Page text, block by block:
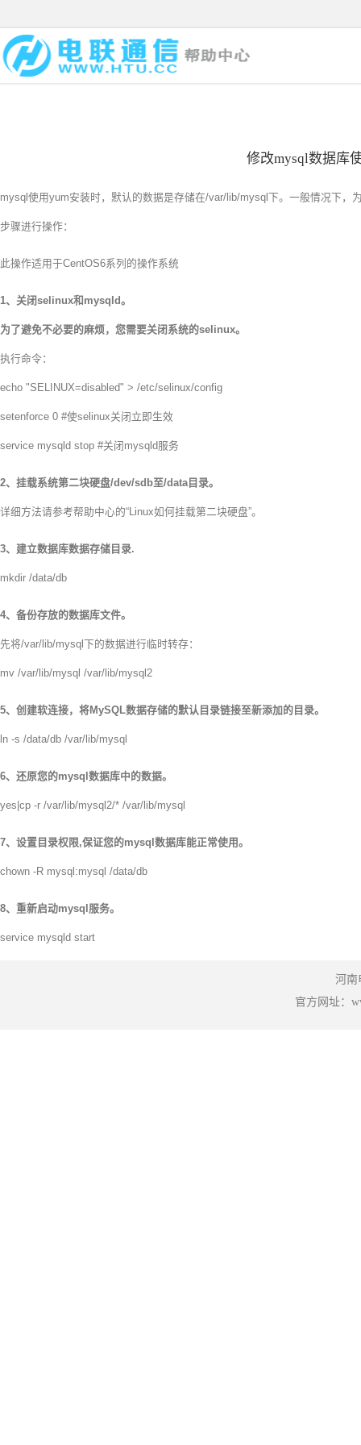
修改mysql数据库
mysql使用yum安装时，默认的数据是存储在/var/lib/mysql下。一般情况下
步骤进行操作：
此操作适用于CentOS6系列的操作系统
1、关闭selinux和mysqld。
为了避免不必要的麻烦，您需要关闭系统的selinux。
执行命令：
echo "SELINUX=disabled" > /etc/selinux/config
setenforce 0 #使selinux关闭立即生效
service mysqld stop #关闭mysqld服务
2、挂载系统第二块硬盘/dev/sdb至/data目录。
详细方法请参考帮助中心的“Linux如何挂载第二块硬盘”。
3、建立数据库数据存储目录.
mkdir /data/db
4、备份存放的数据库文件。
先将/var/lib/mysql下的数据进行临时转存：
mv /var/lib/mysql /var/lib/mysql2
5、创建软连接，将MySQL数据存储的默认目录链接至新添加的目录。
ln -s /data/db /var/lib/mysql
6、还原您的mysql数据库中的数据。
yes|cp -r /var/lib/mysql2/* /var/lib/mysql
7、设置目录权限,保证您的mysql数据库能正常使用。
chown -R mysql:mysql /data/db
8、重新启动mysql服务。
service mysqld start
河南
官方网址：